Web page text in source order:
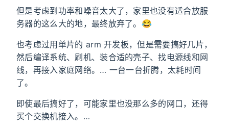
但是考虑到功率和噪音太大了，家里也没有适合放服
务器的这么大的地，最终放弃了。😂
也考虑过用单片的 arm 开发板，但是需要搞好几片，
然后编译系统、刷机、装合适的壳子、找电源线和网
线，再接入家庭网络。… 一台一台折腾，太耗时间
了。
即使最后搞好了，可能家里也没那么多的网口，还得
买个交换机接入。…